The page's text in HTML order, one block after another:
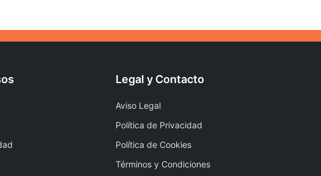
Legal y Contacto
Aviso Legal
Política de Privacidad
Política de Cookies
Términos y Condiciones